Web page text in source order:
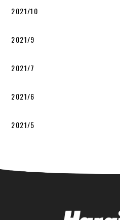
2021/10
2021/9
2021/7
2021/6
2021/5